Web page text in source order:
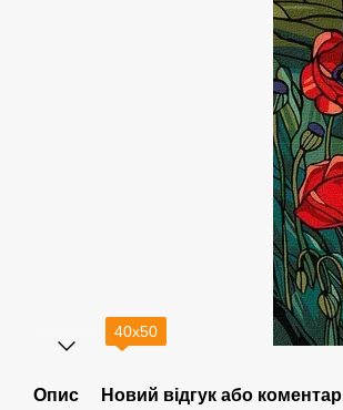
40х50
Опис Новий відгук або коментар